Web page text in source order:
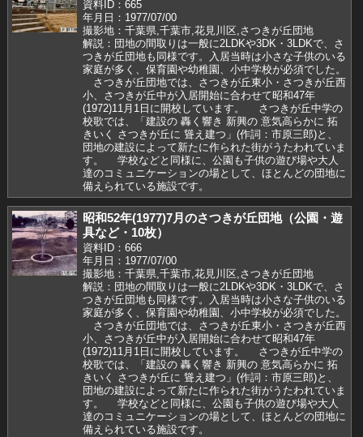
資料ID：665
年月日：1977/07/00
撮影地：千葉県,千葉市,花見川区,さつきが丘団地
解説：団地の間取りは一般に2LDKや3DK・3LDKで、さ
つきが丘団地も同様です。入居当時は小さな子供のいる
家庭が多く、保育園や幼稚園、小中学校が必須でした。
さつきが丘団地では、さつきが丘東小・さつきが丘西
小、さつきが丘中が入居開始に合わせて昭和47年
(1972)11月1日に開校しています。 さつきが丘中学の
校歌では、「建設の 轟く響き 新興の 意気高らかに 拓
きいく さつきが丘に 聳え建つ」(作詞：市原三郎)と、
団地の建設によって新たに作られた街がうたわれていま
す。 学校などと同様に、公園も子供の遊び場や大人
達のコミュニケーションの場として、ほとんどの団地に
備えられている施設です。
昭和52年(1977)7月のさつきが丘団地（公園・遊
具など・10枚）
資料ID：666
年月日：1977/07/00
撮影地：千葉県,千葉市,花見川区,さつきが丘団地
解説：団地の間取りは一般に2LDKや3DK・3LDKで、さ
つきが丘団地も同様です。入居当時は小さな子供のいる
家庭が多く、保育園や幼稚園、小中学校が必須でした。
さつきが丘団地では、さつきが丘東小・さつきが丘西
小、さつきが丘中が入居開始に合わせて昭和47年
(1972)11月1日に開校しています。 さつきが丘中学の
校歌では、「建設の 轟く響き 新興の 意気高らかに 拓
きいく さつきが丘に 聳え建つ」(作詞：市原三郎)と、
団地の建設によって新たに作られた街がうたわれていま
す。 学校などと同様に、公園も子供の遊び場や大人
達のコミュニケーションの場として、ほとんどの団地に
備えられている施設です。